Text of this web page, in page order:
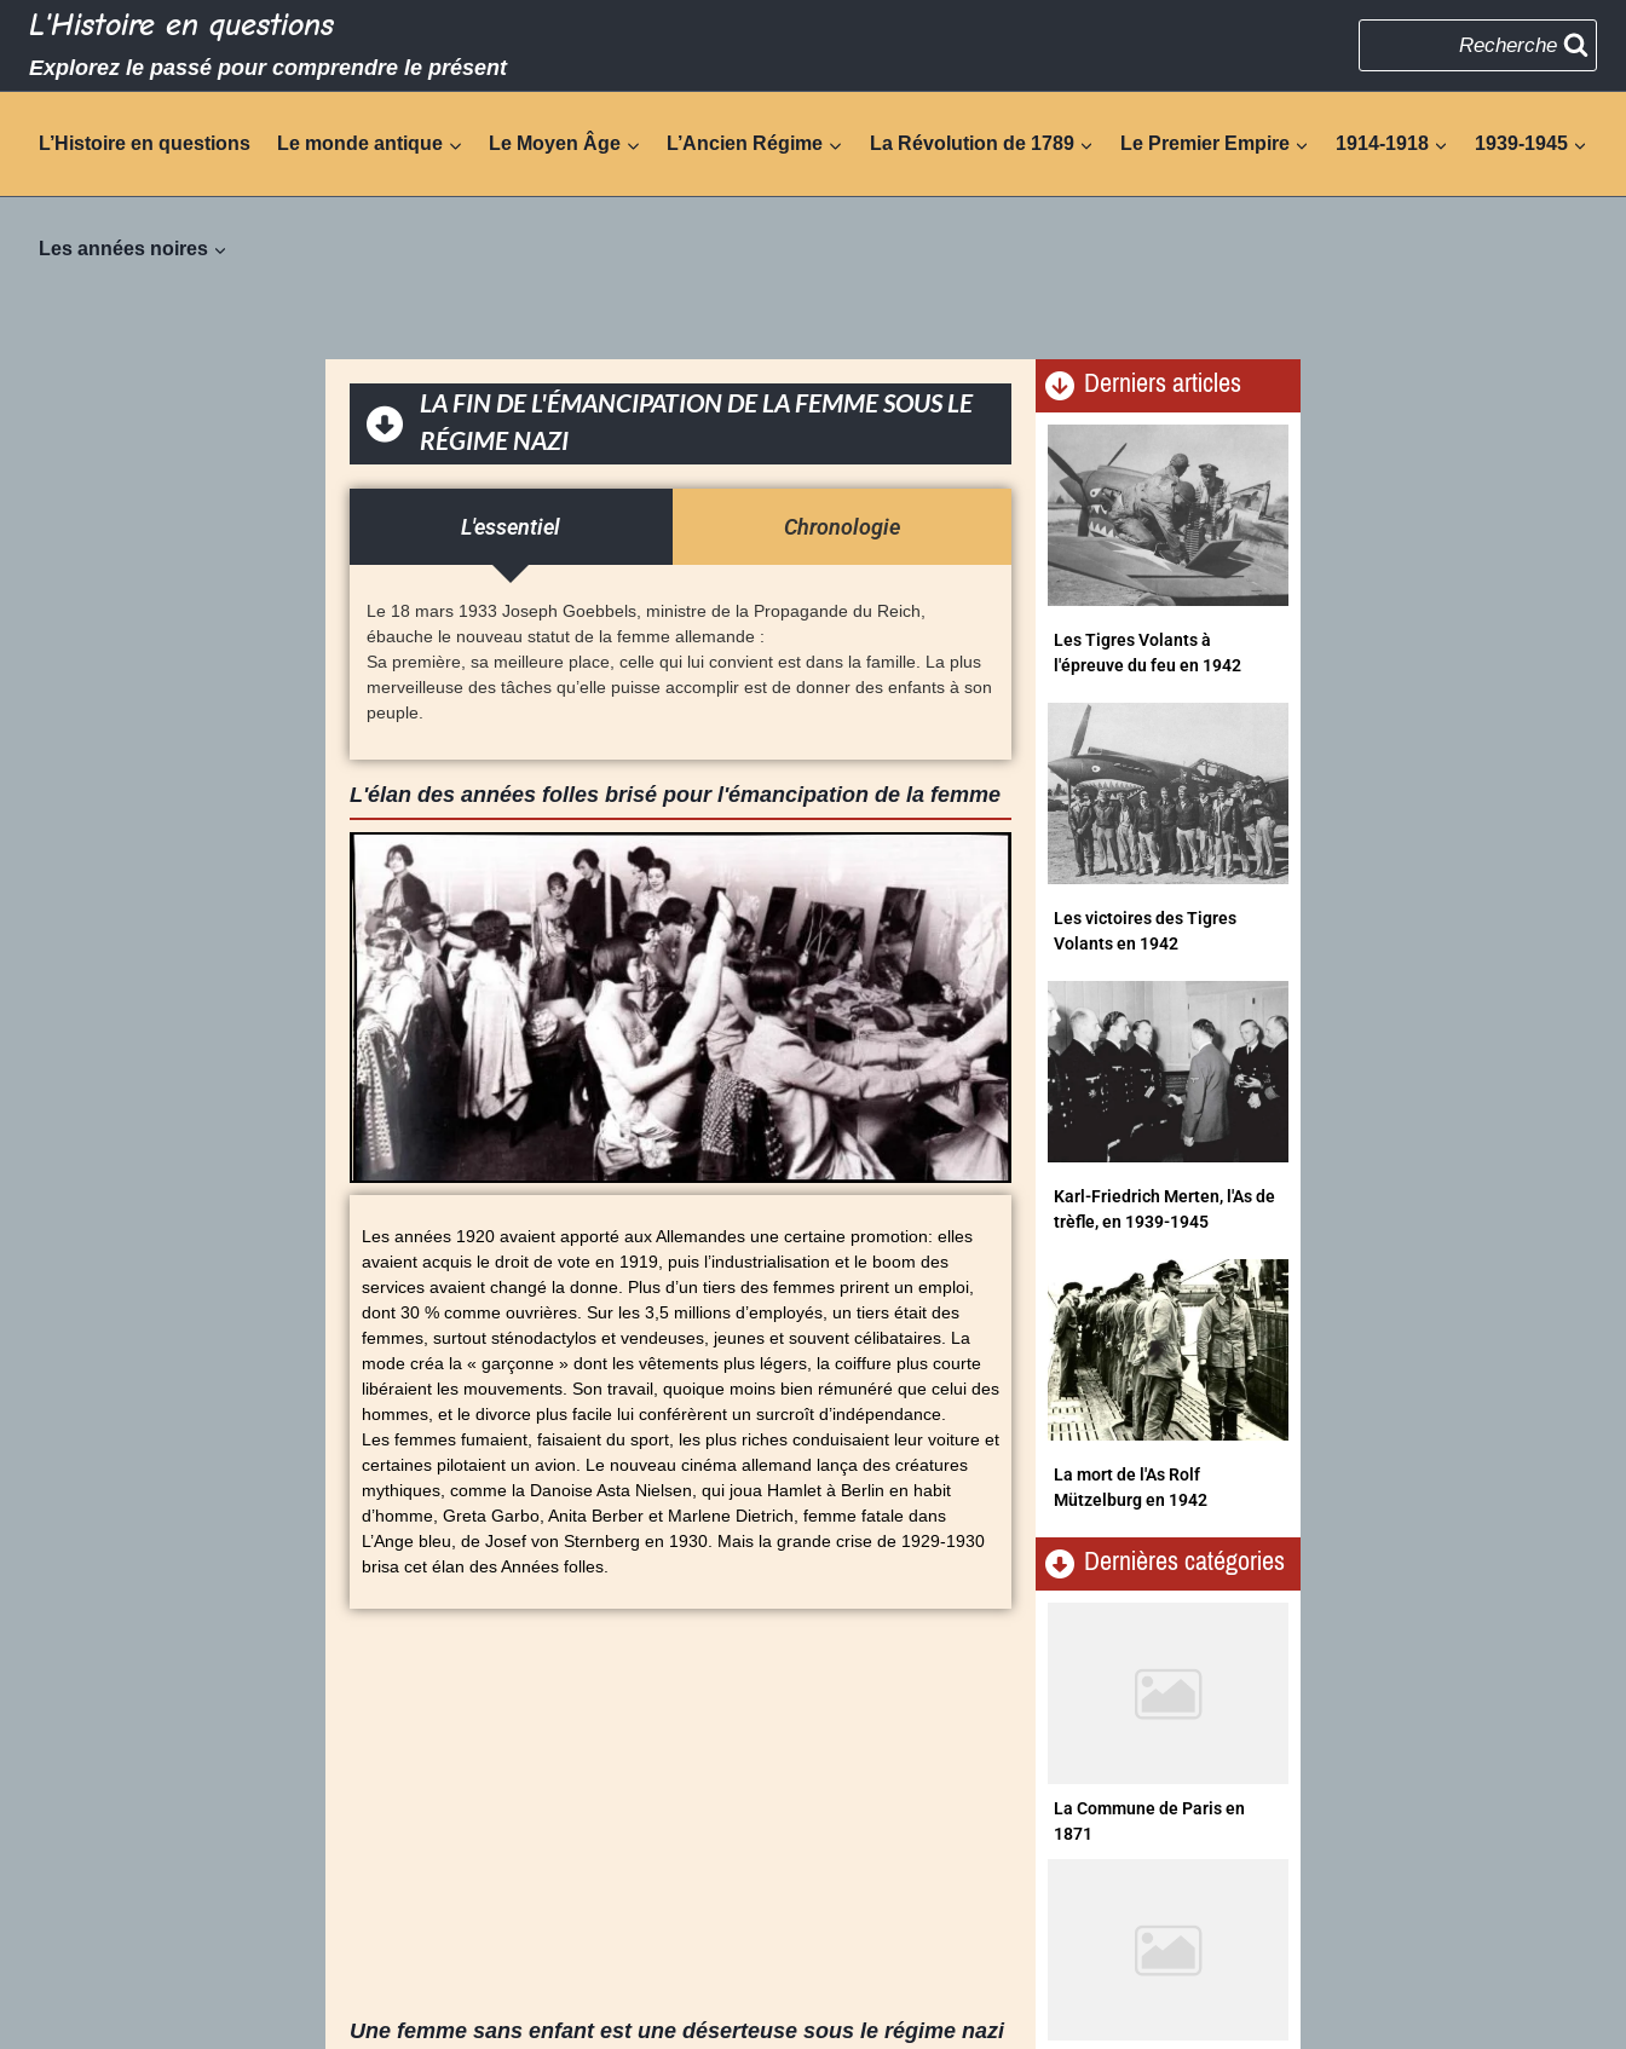
L'Histoire en questions
Explorez le passé pour comprendre le présent
Recherche
L’Histoire en questions Le monde antique Le Moyen Âge L’Ancien Régime La Révolution de 1789 Le Premier Empire 1914-1918 1939-1945
Les années noires
LA FIN DE L'ÉMANCIPATION DE LA FEMME SOUS LE
RÉGIME NAZI
L'essentiel Chronologie
Le 18 mars 1933 Joseph Goebbels, ministre de la Propagande du Reich,
ébauche le nouveau statut de la femme allemande :
Sa première, sa meilleure place, celle qui lui convient est dans la famille. La plus
merveilleuse des tâches qu’elle puisse accomplir est de donner des enfants à son
peuple.
L'élan des années folles brisé pour l'émancipation de la femme
Les années 1920 avaient apporté aux Allemandes une certaine promotion: elles
avaient acquis le droit de vote en 1919, puis l’industrialisation et le boom des
services avaient changé la donne. Plus d’un tiers des femmes prirent un emploi,
dont 30 % comme ouvrières. Sur les 3,5 millions d’employés, un tiers était des
femmes, surtout sténodactylos et vendeuses, jeunes et souvent célibataires. La
mode créa la « garçonne » dont les vêtements plus légers, la coiffure plus courte
libéraient les mouvements. Son travail, quoique moins bien rémunéré que celui des
hommes, et le divorce plus facile lui conférèrent un surcroît d’indépendance.
Les femmes fumaient, faisaient du sport, les plus riches conduisaient leur voiture et
certaines pilotaient un avion. Le nouveau cinéma allemand lança des créatures
mythiques, comme la Danoise Asta Nielsen, qui joua Hamlet à Berlin en habit
d’homme, Greta Garbo, Anita Berber et Marlene Dietrich, femme fatale dans
L’Ange bleu, de Josef von Sternberg en 1930. Mais la grande crise de 1929-1930
brisa cet élan des Années folles.
Une femme sans enfant est une déserteuse sous le régime nazi
Derniers articles
Les Tigres Volants à
l'épreuve du feu en 1942
Les victoires des Tigres
Volants en 1942
Karl-Friedrich Merten, l'As de
trèfle, en 1939-1945
La mort de l'As Rolf
Mützelburg en 1942
Dernières catégories
La Commune de Paris en
1871